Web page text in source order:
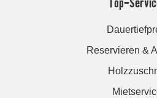
Reservieren &